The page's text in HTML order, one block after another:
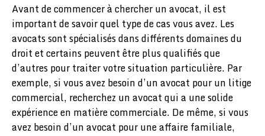
Avant de commencer à chercher un avocat, il est
important de savoir quel type de cas vous avez. Les
avocats sont spécialisés dans différents domaines du
droit et certains peuvent être plus qualifiés que
d’autres pour traiter votre situation particulière. Par
exemple, si vous avez besoin d’un avocat pour un litige
commercial, recherchez un avocat qui a une solide
expérience en matière commerciale. De même, si vous
avez besoin d’un avocat pour une affaire familiale,